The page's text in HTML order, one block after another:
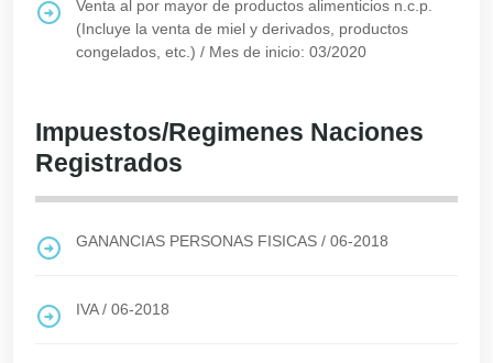
Venta al por mayor de productos alimenticios n.c.p.
(Incluye la venta de miel y derivados, productos
congelados, etc.) / Mes de inicio: 03/2020
Impuestos/Regimenes Naciones
Registrados
GANANCIAS PERSONAS FISICAS / 06-2018
IVA/ 06-2018